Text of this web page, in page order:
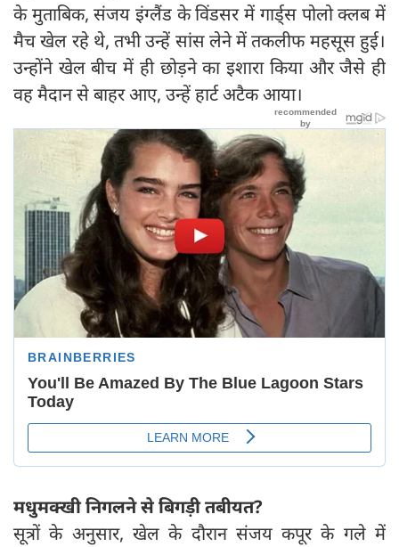
के मुताबिक, संजय इंग्लैंड के विंडसर में गार्ड्स पोलो क्लब में
मैच खेल रहे थे, तभी उन्हें सांस लेने में तकलीफ महसूस हुई।
उन्होंने खेल बीच में ही छोड़ने का इशारा किया और जैसे ही
वह मैदान से बाहर आए, उन्हें हार्ट अटैक आया।
मधुमक्खी निगलने से बिगड़ी तबीयत?
सूत्रों के अनुसार, खेल के दौरान संजय कपूर के गले में